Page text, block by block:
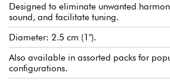
Designed to eliminate unwanted
sound, and facilitate tuning.
Diameter: 2.5 cm (1").
Also available in assorted packs for
configurations.